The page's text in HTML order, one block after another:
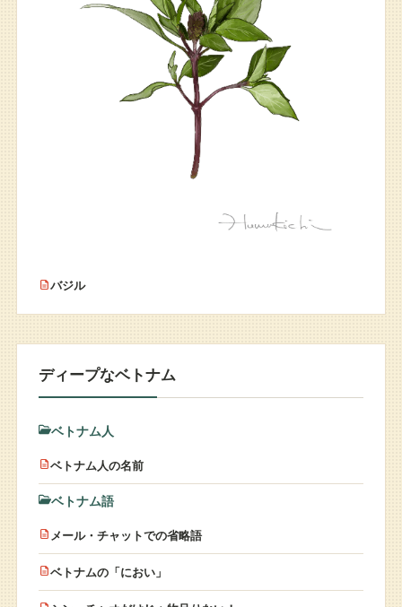
バジル
ディープなベトナム
ベトナム人
ベトナム人の名前
ベトナム語
メール・チャットでの省略語
ベトナムの「におい」